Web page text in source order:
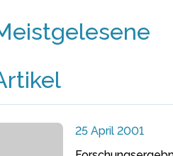
25 April 2001